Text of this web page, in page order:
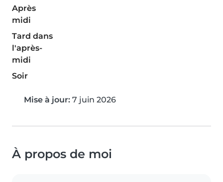
Après
midi
Tard dans
l'après-
midi
Soir
Mise à jour: 7 juin 2026
À propos de moi